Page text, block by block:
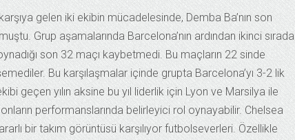
gelen iki ekibin mücadelesinde, Demba Ba’nın son
Grup aşamalarında Barcelona’nın ardından ikinci sırada
son 32 maçı kaybetmedi. Bu maçların 22 sinde
Bu karşılaşmalar içinde grupta Barcelona’yı 3-2 lik
geçen yılın aksine bu yıl liderlik için Lyon ve Marsilya ile
performanslarında belirleyici rol oynayabilir. Chelsea
bir takım görüntüsü karşılıyor futbolseverleri. Özellikle